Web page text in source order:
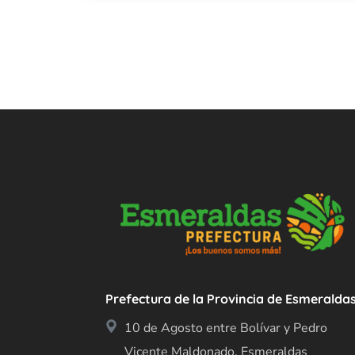
Prefectura de la Provincia de
10 de Agosto entre Bolívar y Pedro